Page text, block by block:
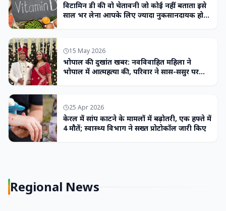
विटामिन डी की वो चेतावनी जो कोई नहीं बताता इसे
साल भर लेना आपके लिए ज्यादा नुकसानदायक हो
15 May 2026
भोपाल की दुखांत खबर: नवविवाहित महिला ने
भोपाल में आत्महत्या की, परिवार ने सास-ससुर पर
25 Apr 2026
केरल में सांप काटने के मामलों में बढ़ोतरी, एक हफ्ते में
4 मौतें; स्वास्थ्य विभाग ने सख्त प्रोटोकॉल जारी किए
Regional News